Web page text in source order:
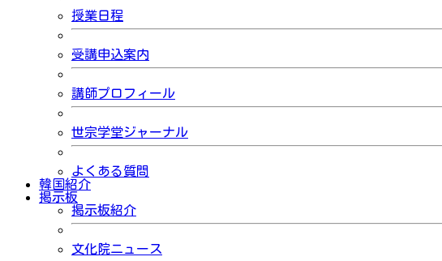
授業日程
受講申込案内
講師プロフィール
世宗学堂ジャーナル
よくある質問
韓国紹介
掲示板
掲示板紹介
文化院ニュース